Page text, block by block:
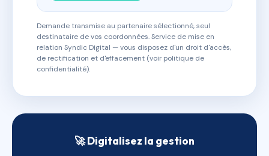
Demande transmise au partenaire sélectionné, seul
destinataire de vos coordonnées. Service de mise en
relation Syndic Digital — vous disposez d'un droit d'accès,
de rectification et d'effacement (voir politique de
confidentialité).
🚀 Digitalisez la gestion